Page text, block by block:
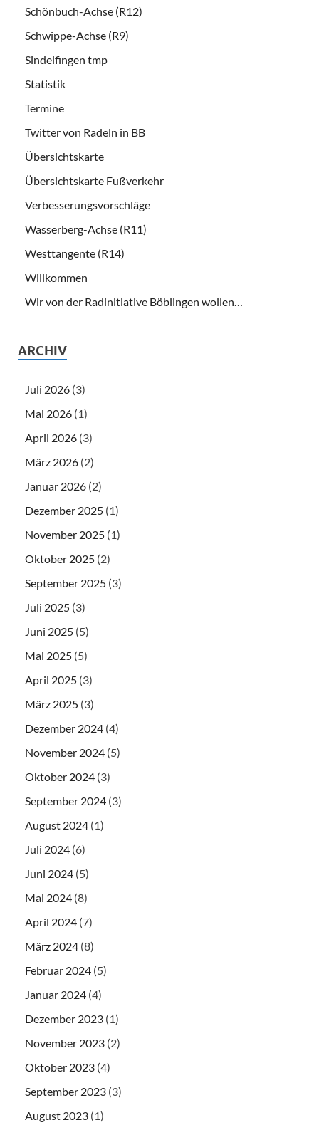
Schönbuch-Achse (R12)
Schwippe-Achse (R9)
Sindelfingen tmp
Statistik
Termine
Twitter von Radeln in BB
Übersichtskarte
Übersichtskarte Fußverkehr
Verbesserungsvorschläge
Wasserberg-Achse (R11)
Westtangente (R14)
Willkommen
Wir von der Radinitiative Böblingen wollen…
ARCHIV
Juli 2026 (3)
Mai 2026 (1)
April 2026 (3)
März 2026 (2)
Januar 2026 (2)
Dezember 2025 (1)
November 2025 (1)
Oktober 2025 (2)
September 2025 (3)
Juli 2025 (3)
Juni 2025 (5)
Mai 2025 (5)
April 2025 (3)
März 2025 (3)
Dezember 2024 (4)
November 2024 (5)
Oktober 2024 (3)
September 2024 (3)
August 2024 (1)
Juli 2024 (6)
Juni 2024 (5)
Mai 2024 (8)
April 2024 (7)
März 2024 (8)
Februar 2024 (5)
Januar 2024 (4)
Dezember 2023 (1)
November 2023 (2)
Oktober 2023 (4)
September 2023 (3)
August 2023 (1)